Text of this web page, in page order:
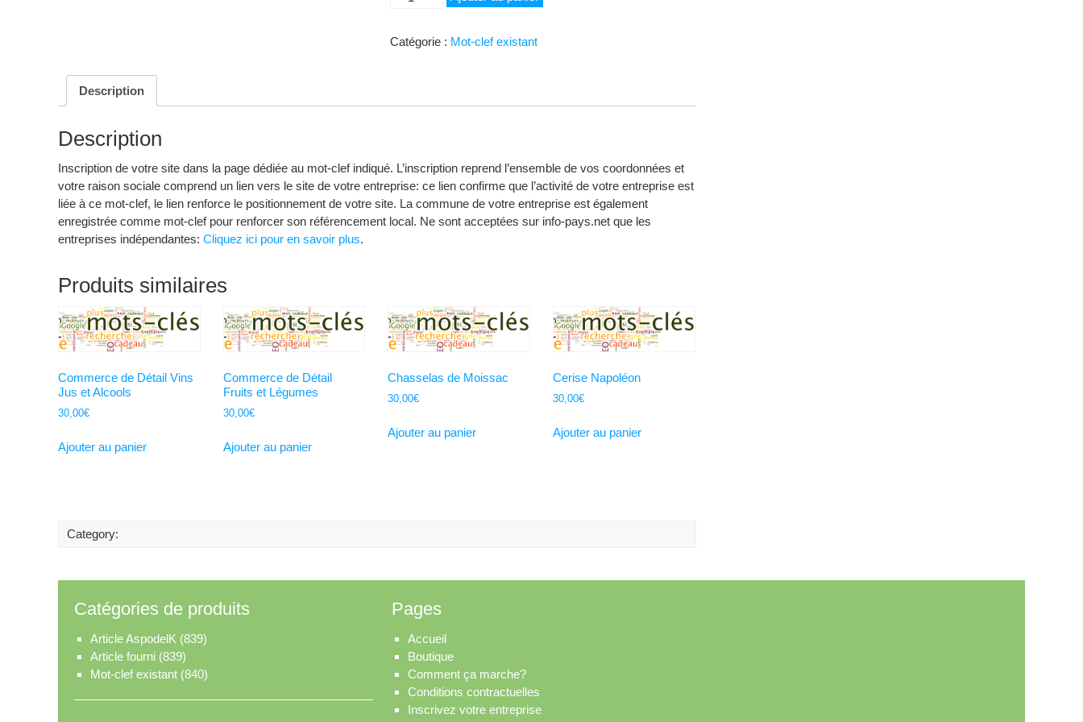
Catégorie : Mot-clef existant
Description
Description
Inscription de votre site dans la page dédiée au mot-clef indiqué. L’inscription reprend l’ensemble de vos coordonnées et
votre raison sociale comprend un lien vers le site de votre entreprise: ce lien confirme que l’activité de votre entreprise est
liée à ce mot-clef, le lien renforce le positionnement de votre site. La commune de votre entreprise est également
enregistrée comme mot-clef pour renforcer son référencement local. Ne sont acceptées sur info-pays.net que les
entreprises indépendantes: Cliquez ici pour en savoir plus.
Produits similaires
Commerce de Détail Vins
Jus et Alcools
30,00€
Ajouter au panier
Commerce de Détail
Fruits et Légumes
30,00€
Ajouter au panier
Chasselas de Moissac
30,00€
Ajouter au panier
Cerise Napoléon
30,00€
Ajouter au panier
Category:
Catégories de produits
Article AspodelK (839)
Article fourni (839)
Mot-clef existant (840)
Pages
Accueil
Boutique
Comment ça marche?
Conditions contractuelles
Inscrivez votre entreprise